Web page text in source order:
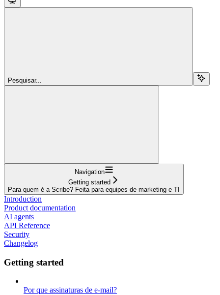
Pesquisar...
Navigation
Getting started
Para quem é a Scribe? Feita para equipes de marketing e TI
Introduction
Product documentation
AI agents
API Reference
Security
Changelog
Getting started
Por que assinaturas de e-mail?